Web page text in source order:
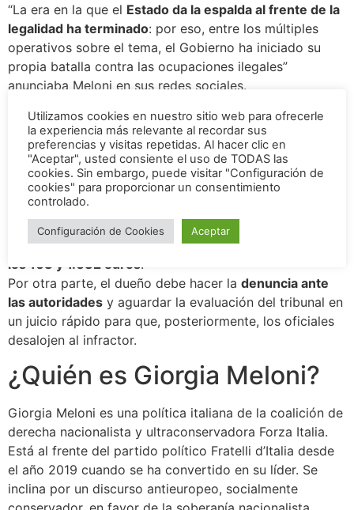
“La era en la que el Estado da la espalda al frente de la
legalidad ha terminado: por eso, entre los múltiples
operativos sobre el tema, el Gobierno ha iniciado su
propia batalla contra las ocupaciones ilegales”
anunciaba Meloni en sus redes sociales.
¿Cuál es la pena por
ocupación ilegal en Italia?
En Italia, según lo establecido por el código penal
quienes ingresen a propiedades privadas o públicas
para tomarlas de manera ilegal serán
prisión máxima de dos años junto con una
los 103 y 1.032 euros.
Por otra parte, el dueño debe hacer la denuncia ante
las autoridades y aguardar la evaluación del tribunal en
un juicio rápido para que, posteriormente, los oficiales
desalojen al infractor.
¿Quién es Giorgia Meloni?
Giorgia Meloni es una política italiana de la coalición de
derecha nacionalista y ultraconservadora Forza Italia.
Está al frente del partido político Fratelli d’Italia desde
el año 2019 cuando se ha convertido en su líder. Se
inclina por un discurso antieuropeo, socialmente
Utilizamos cookies en nuestro sitio web para ofrecerle
la experiencia más relevante al recordar sus
preferencias y visitas repetidas. Al hacer clic en
"Aceptar", usted consiente el uso de TODAS las
cookies. Sin embargo, puede visitar "Configuración de
cookies" para proporcionar un consentimiento
controlado.
Configuración de Cookies Aceptar